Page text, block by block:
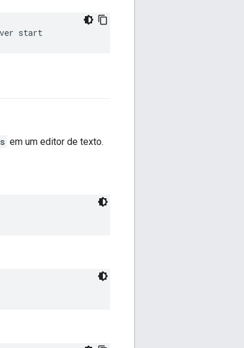
start
em um editor de texto.